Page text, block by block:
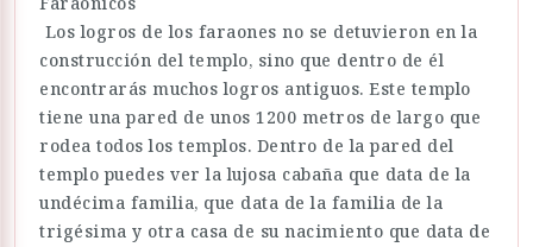
Los logros de los faraones no se detuvieron en la
construcción del templo, sino que dentro de él
encontrarás muchos logros antiguos. Este templo
tiene una pared de unos 1200 metros de largo que
rodea todos los templos. Dentro de la pared del
templo puedes ver la lujosa cabaña que data de la
undécima familia, que data de la familia de la
trigésima y otra casa de su nacimiento que data de